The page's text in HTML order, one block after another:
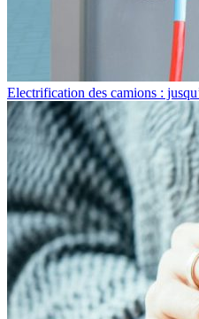
Electrification des camions :